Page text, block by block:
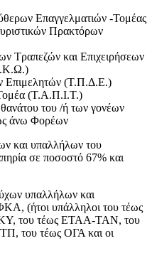
Επαγγελματιών -Τομέας
Πρακτόρων
Τραπεζών και Επιχειρήσεων
Επιμελητών (Τ.Π.Δ.Ε.)
Τομέα (Τ.Α.Π.Ι.Τ.)
του /ή των γονέων
άνω Φορέων
και υπαλλήλων του
σε ποσοστό 67% και
υπαλλήλων και
(ήτοι υπάλληλοι του τέως
του τέως ΕΤΑΑ-ΤΑΝ, του
του τέως ΟΓΑ και οι